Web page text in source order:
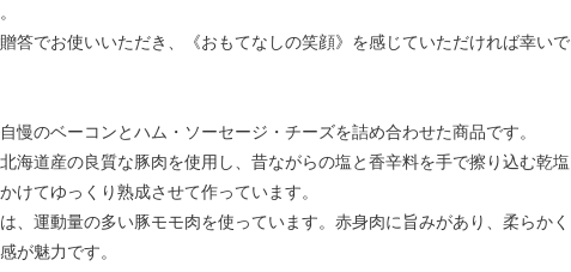
答でお使いいただき、《おもてなしの笑顔》を感じていただければ幸いで
慢のベーコンとハム・ソーセージ・チーズを詰め合わせた商品です。
北海道産の良質な豚肉を使用し、昔ながらの塩と香辛料を手で擦り込む乾塩
けてゆっくり熟成させて作っています。
、運動量の多い豚モモ肉を使っています。赤身肉に旨みがあり、柔らかく
が魅力です。